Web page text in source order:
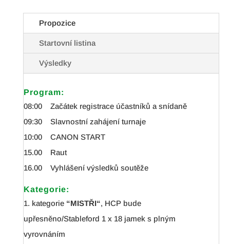
Propozice
Startovní listina
Výsledky
Program:
08:00 Začátek registrace účastníků a snídaně
09:30 Slavnostní zahájení turnaje
10:00 CANON START
15.00 Raut
16.00 Vyhlášení výsledků soutěže
Kategorie:
1. kategorie “MISTŘI“, HCP bude
upřesněno/Stableford 1 x 18 jamek s plným
vyrovnáním